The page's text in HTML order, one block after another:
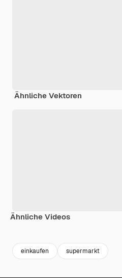
Ähnliche Vektoren
Ähnliche Videos
einkaufen supermarkt